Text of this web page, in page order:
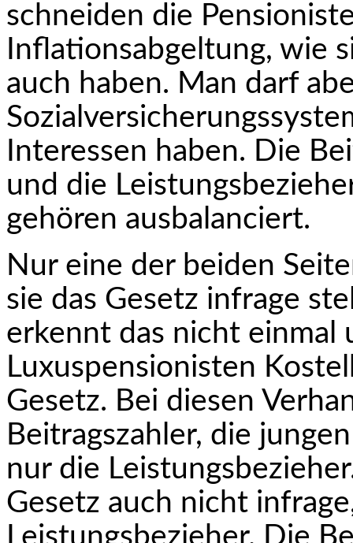
schneiden die
Inflationsabgeltung, wie
auch haben. Man darf
Interessen haben. Die
und die
gehören ausbalanciert.
Nur eine der beiden
sie das Gesetz infrage
erkennt das nicht einmal
Luxuspensionisten
Gesetz. Bei diesen
Beitragszahler, die
nur die
Gesetz auch nicht